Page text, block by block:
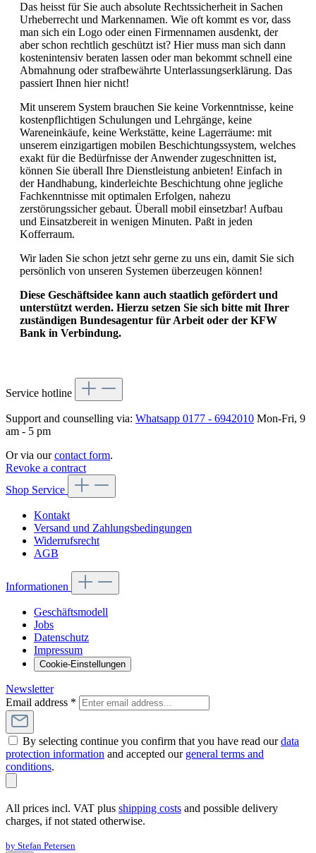
Das heisst für Sie auch absolute Rechtssicherheit in Sachen
Urheberrecht und Markennamen. Wie oft kommt es vor, dass
man sich ein Logo oder einen Firmennamen ausdenkt, der
aber schon rechtlich geschützt ist? Hier muss man sich dann
kostenintensiv beraten lassen oder man bekommt schnell eine
Abmahnung oder strafbewährte Unterlassungserklärung. Das
passiert Ihnen hier nicht!
Mit unserem System brauchen Sie keine Vorkenntnisse, keine
kostenpflichtigen Schulungen und Lehrgänge, keine
Wareneinkäufe, keine Werkstätte, keine Lagerräume: mit
unserem einzigartigen mobilen Beschichtungssystem, welches
exakt für die Bedürfnisse der Anwender zugeschnitten ist,
können Sie überall Ihre Dienstleistung anbieten! Einfach in
der Handhabung, kinderleichte Beschichtung ohne jegliche
Fachkenntnisse mit optimalen Erfolgen, nahezu
zerstörungssicher gebaut. Überall mobil einsetzbar! Aufbau
und Einsatzbereit in wenigen Minuten. Paßt in jeden
Kofferraum.
Wir laden Sie schon jetzt sehr gerne zu uns ein, damit Sie sich
persönlich von unseren Systemen überzeugen können!
Diese Geschäftsidee kann auch staatlich gefördert und
unterstützt werden. Hierzu setzen Sie sich bitte mit Ihrer
zuständigen Bundesagentur für Arbeit oder der KFW
Bank in Verbindung.
Service hotline
Support and counselling via: Whatsapp 0177 - 6942010 Mon-Fri, 9
am - 5 pm
Or via ourcontact form.
Revoke a contract
Shop Service
Kontakt
Versand und Zahlungsbedingungen
Widerrufsrecht
AGB
Informationen
Geschäftsmodell
Jobs
Datenschutz
Impressum
Cookie-Einstellungen
Newsletter
Email address *
By selecting continue you confirm that you have read ourdata
protection information and accepted our general terms and
conditions.
All prices incl. VAT plus shipping costs and possible delivery
charges, if not stated otherwise.
by Stefan Petersen